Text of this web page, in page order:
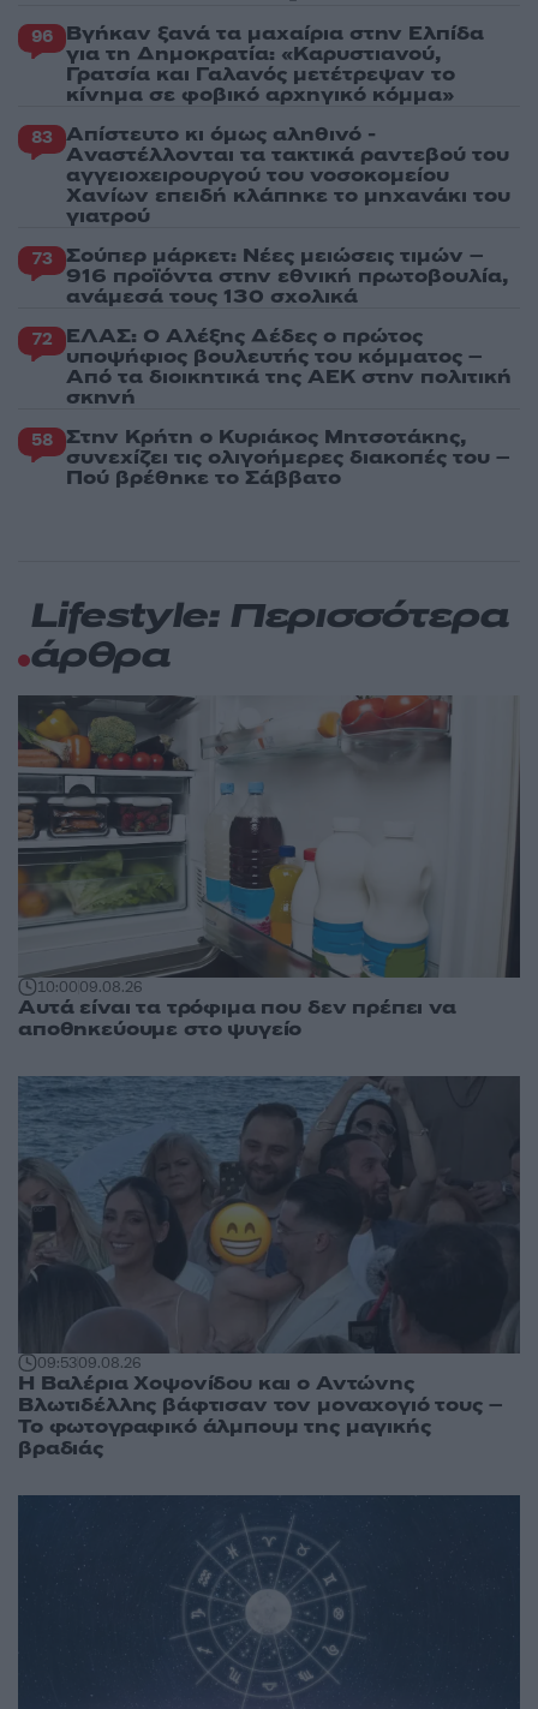
96 Βγήκαν ξανά τα μαχαίρια στην Ελπίδα
για τη Δημοκρατία: «Καρυστιανού,
Γρατσία και Γαλανός μετέτρεψαν το
κίνημα σε φοβικό αρχηγικό κόμμα»
83 Απίστευτο κι όμως αληθινό -
Aναστέλλονται τα τακτικά ραντεβού του
αγγειοχειρουργού του νοσοκομείου
Χανίων επειδή κλάπηκε το μηχανάκι του
γιατρού
73 Σούπερ μάρκετ: Νέες μειώσεις τιμών –
916 προϊόντα στην εθνική πρωτοβουλία,
ανάμεσά τους 130 σχολικά
72 ΕΛΑΣ: Ο Αλέξης Δέδες ο πρώτος
υποψήφιος βουλευτής του κόμματος –
Από τα διοικητικά της ΑΕΚ στην πολιτική
σκηνή
58 Στην Κρήτη ο Κυριάκος Μητσοτάκης,
συνεχίζει τις ολιγοήμερες διακοπές του –
Πού βρέθηκε το Σάββατο
Lifestyle: Περισσότερα
άρθρα
10:0009.08.26
Αυτά είναι τα τρόφιμα που δεν πρέπει να
αποθηκεύουμε στο ψυγείο
09:5309.08.26
Η Βαλέρια Χοψονίδου και ο Αντώνης
Βλωτιδέλλης βάφτισαν τον μοναχογιό τους –
Το φωτογραφικό άλμπουμ της μαγικής
βραδιάς